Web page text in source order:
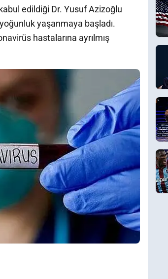
edildiği Dr. Yusuf Azizoğlu
yaşanmaya başladı.
hastalarına ayrılmış